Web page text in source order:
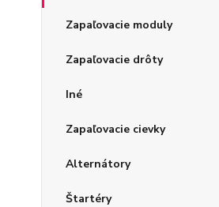
Zapaľovacie moduly
Zapaľovacie drôty
Iné
Zapaľovacie cievky
Alternátory
Štartéry